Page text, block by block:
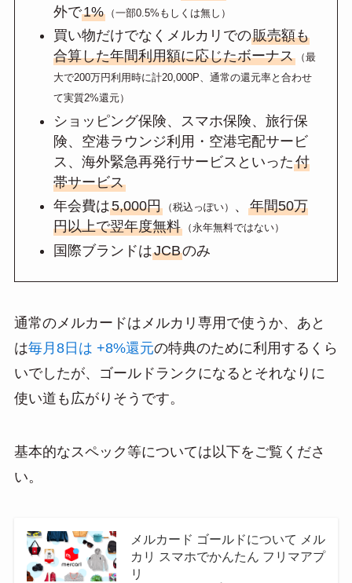
外で1% （一部0.5%もしくは無し）
買い物だけでなくメルカリでの販売額も
合算した年間利用額に応じたボーナス
（最
大で200万円利用時に計20,000P、通常の還元率と合わせ
て実質2%還元）
ショッピング保険、スマホ保険、旅行保
険、空港ラウンジ利用・空港宅配サービ
ス、海外緊急再発行サービスといった付
帯サービス
年会費は5,000円 （税込っぽい） 、年間50万
円以上で翌年度無料
（永年無料ではない）
国際ブランドはJCBのみ
通常のメルカードはメルカリ専用で使うか、あと
は毎月8日は +8%還元の特典のために利用するくら
いでしたが、ゴールドランクになるとそれなりに
使い道も広がりそうです。
基本的なスペック等については以下をご覧くださ
い。
メルカード ゴールドについて メル
カリ スマホでかんたん フリマアプ
リ